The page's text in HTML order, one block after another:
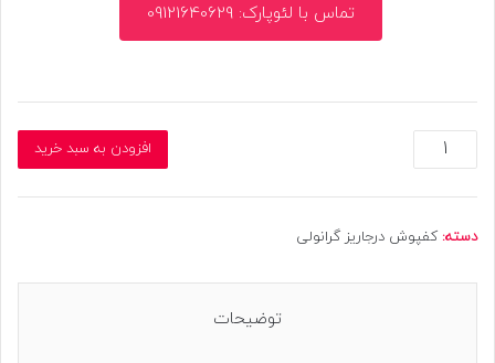
تماس با لئوپارک: 09121640629
کفپوش
گرانولی
میل
اجرا
افزودن به سبد خرید
دسته: کفپوش درجاریز گرانولی
توضیحات